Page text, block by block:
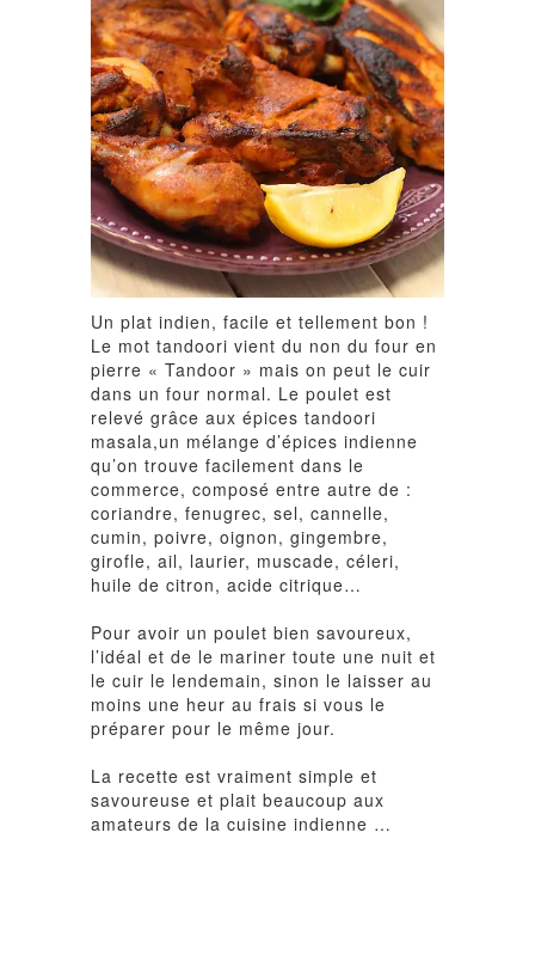
Un plat indien, facile et tellement bon !
Le mot tandoori vient du non du four en
pierre « Tandoor » mais on peut le cuir
dans un four normal. Le poulet est
relevé grâce aux épices tandoori
masala,un mélange d’épices indienne
qu’on trouve facilement dans le
commerce, composé entre autre de :
coriandre, fenugrec, sel, cannelle,
cumin, poivre, oignon, gingembre,
girofle, ail, laurier, muscade, céleri,
huile de citron, acide citrique…
Pour avoir un poulet bien savoureux,
l’idéal et de le mariner toute une nuit et
le cuir le lendemain, sinon le laisser au
moins une heur au frais si vous le
préparer pour le même jour.
La recette est vraiment simple et
savoureuse et plait beaucoup aux
amateurs de la cuisine indienne …